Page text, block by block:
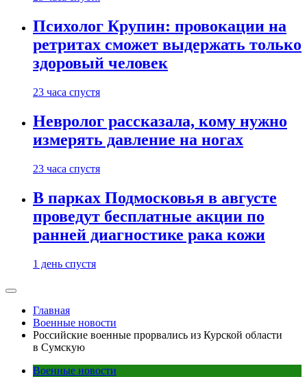
Психолог Крупин: провокации на
ретритах сможет выдержать только
здоровый человек
23 часа спустя
Невролог рассказала, кому нужно
измерять давление на ногах
23 часа спустя
В парках Подмосковья в августе
проведут бесплатные акции по
ранней диагностике рака кожи
1 день спустя
Главная
Военные новости
Российские военные прорвались из Курской области
в Сумскую
Военные новости